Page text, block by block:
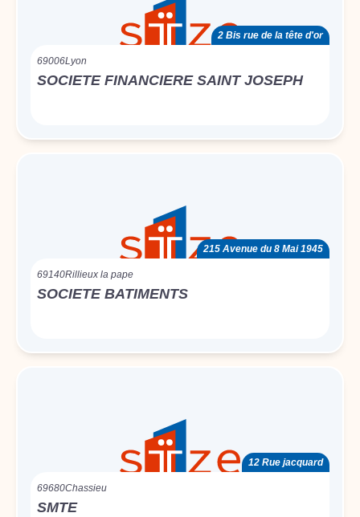
2 Bis rue de la tête d'or
69006Lyon
SOCIETE FINANCIERE SAINT JOSEPH
215 Avenue du 8 Mai 1945
69140Rillieux la pape
SOCIETE BATIMENTS
12 Rue jacquard
69680Chassieu
SMTE